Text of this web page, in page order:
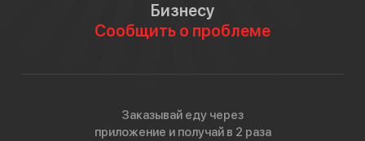
Бизнесу
Сообщить о проблеме
Заказывай еду через
приложение и получай в 2 раза